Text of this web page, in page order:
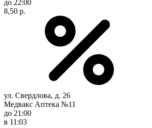
до 22:00
8,50 р.
ул. Свердлова, д. 26
Медвакс Аптека №11
до 21:00
в 11:03